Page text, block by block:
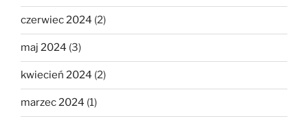
czerwiec 2024 (2)
maj 2024 (3)
kwiecień 2024 (2)
marzec 2024 (1)